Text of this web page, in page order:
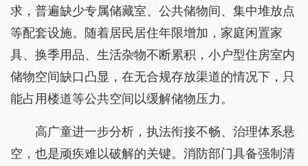
求，普遍缺少专属储藏室、公共储物间、集中堆放点
等配套设施。随着居民居住年限增加，家庭闲置家
具、换季用品、生活杂物不断累积，小户型住房室内
储物空间缺口凸显，在无合规存放渠道的情况下，只
能占用楼道等公共空间以缓解储物压力。
高广童进一步分析，执法衔接不畅、治理体系悬
空，也是顽疾难以破解的关键。消防部门具备强制清